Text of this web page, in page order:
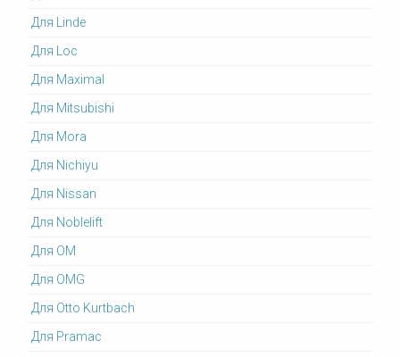
Для Linde
Для Loc
Для Maximal
Для Mitsubishi
Для Mora
Для Nichiyu
Для Nissan
Для Noblelift
Для OM
Для OMG
Для Otto Kurtbach
Для Pramac